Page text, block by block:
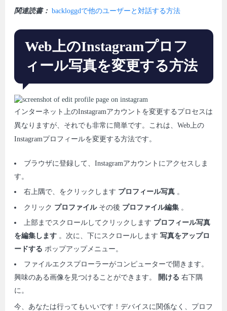
関連読書： backloggdで他のユーザーと対話する方法
Web上のInstagramプロフ
ィール写真を変更する方法
インターネット上のInstagramアカウントを変更するプロセスは
異なりますが、それでも非常に簡単です。これは、Web上の
Instagramプロフィールを変更する方法です。
ブラウザに登録して、Instagramアカウントにアクセスしま
す。
右上隅で、をクリックします プロフィール写真 。
クリック プロファイル その後 プロファイル編集 。
上部までスクロールしてクリックします プロフィール写真
を編集します 。次に、下にスクロールします 写真をアップロ
ードする ポップアップメニュー。
ファイルエクスプローラーがコンピューターで開きます。
興味のある画像を見つけることができます。
開ける 右下隅
に。
今、あなたは行ってもいいです！デバイスに関係なく、プロフ